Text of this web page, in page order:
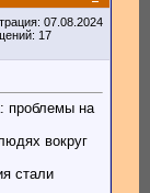
07.08.2024
17
проблемы на
вокруг
стали